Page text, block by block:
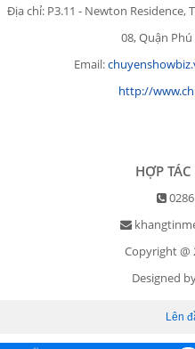
Địa chỉ: P3.11 - Newton Residence,
08, Quận Phú
Email:
http://
HỢP
0286
Copyright @
Designed
Lên